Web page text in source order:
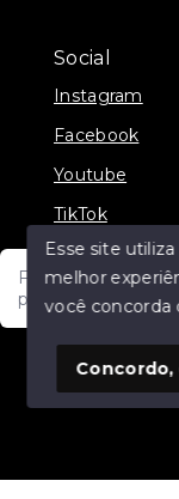
Social
Instagram
Facebook
Youtube
TikTok
© Copyright
SITE PARA IMOBILIARIA
Fale com um de
prontos para
Esse site utiliza
melhor
você concorda